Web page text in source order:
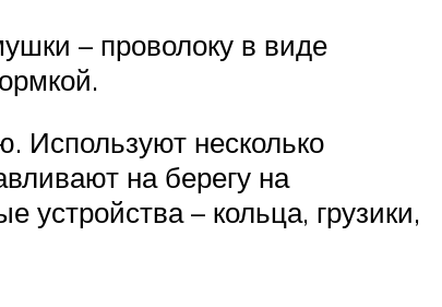
– проволоку в виде
Используют несколько
на берегу на
устройства – кольца, грузики,